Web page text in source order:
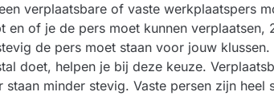
verplaatsbare of vaste werkplaatspers
en of je de pers moet kunnen
de pers moet staan voor jouw
doet, helpen je bij deze keuze.
staan minder stevig. Vaste persen zijn